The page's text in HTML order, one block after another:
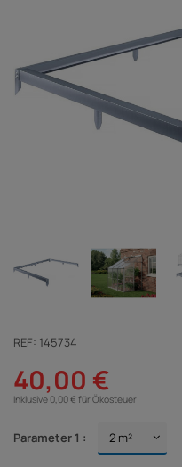
REF: 145734
40,00 €
Inklusive 0,00 € für Ökosteuer
Parameter 1 :